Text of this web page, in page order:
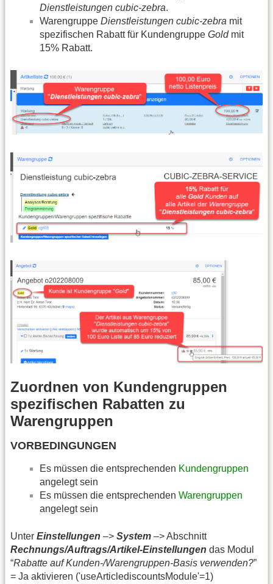
Dienstleistungen cubic-zebra.
Warengruppe Dienstleistungen cubic-zebra mit
spezifischen Rabatt für Kundengruppe Goldmit
15% Rabatt.
Zuordnen von Kundengruppen
spezifischen Rabatten zu
Warengruppen
VORBEDINGUNGEN
Es müssen die entsprechenden Kundengruppen
angelegt sein
Es müssen die entsprechenden Warengruppen
angelegt sein
Unter Einstellungen –> System –> Abschnitt
Rechnungs/Auftrags/Artikel-Einstellungen das Modul
“Rabatte auf Kunden-/Warengruppen-Basis verwenden?”
= Ja aktivieren ('useArticlediscountsModule'=1)